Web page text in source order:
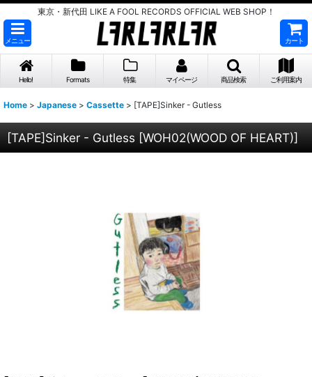
東京・新代田 LIKE A FOOL RECORDS OFFICIAL WEB SHOP！
メニュー カート
Hello! Formats 特集 マイページ 商品検索 ご利用案内
Home > Japanese > Cassette > [TAPE]Sinker - Gutless
[TAPE]Sinker - Gutless [WOH02(WOOD OF HEART)]